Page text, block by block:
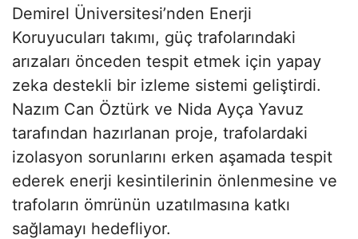
Demirel Üniversitesi’nden Enerji
Koruyucuları takımı, güç trafolarındaki
arızaları önceden tespit etmek için yapay
zeka destekli bir izleme sistemi geliştirdi.
Nazım Can Öztürk ve Nida Ayça Yavuz
tarafından hazırlanan proje, trafolardaki
izolasyon sorunlarını erken aşamada tespit
ederek enerji kesintilerinin önlenmesine ve
trafoların ömrünün uzatılmasına katkı
sağlamayı hedefliyor.